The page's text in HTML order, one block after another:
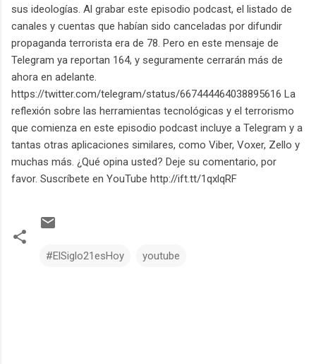
sus ideologías. Al grabar este episodio podcast, el listado de
canales y cuentas que habían sido canceladas por difundir
propaganda terrorista era de 78. Pero en este mensaje de
Telegram ya reportan 164, y seguramente cerrarán más de
ahora en adelante.
https://twitter.com/telegram/status/667444464038895616 La
reflexión sobre las herramientas tecnológicas y el terrorismo
que comienza en este episodio podcast incluye a Telegram y a
tantas otras aplicaciones similares, como Viber, Voxer, Zello y
muchas más. ¿Qué opina usted? Deje su comentario, por
favor. Suscríbete en YouTube http://ift.tt/1qxlqRF
#ElSiglo21esHoy youtube